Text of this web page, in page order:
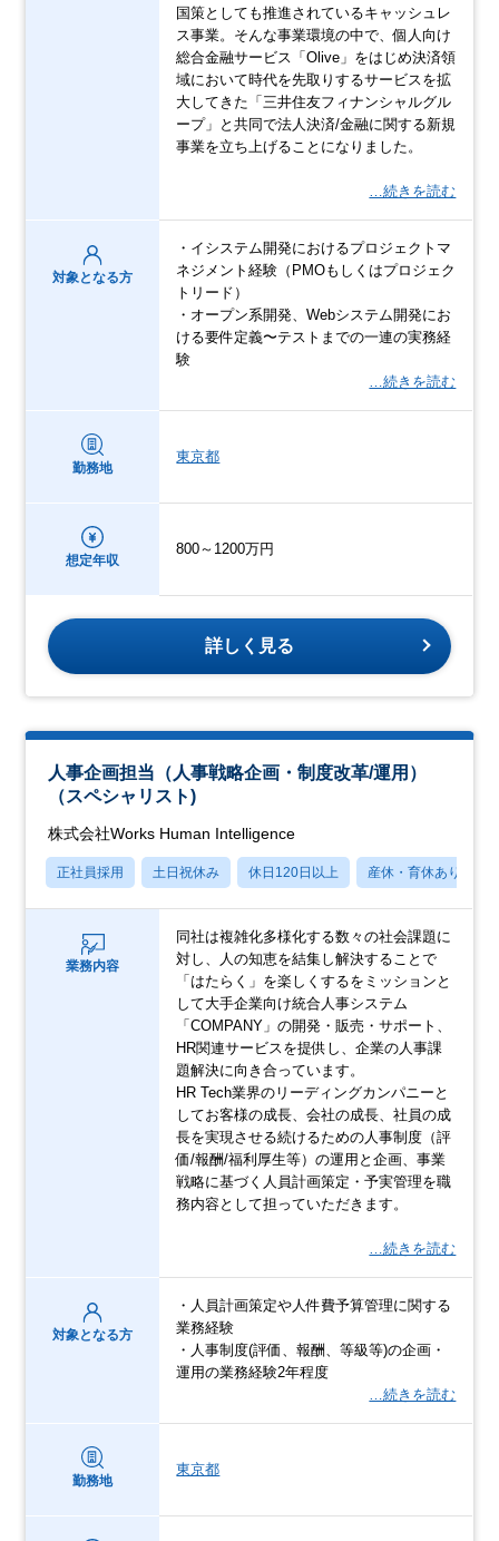
国策としても推進されているキャッシュレ
ス事業。そんな事業環境の中で、個人向け
総合金融サービス「Olive」をはじめ決済領
域において時代を先取りするサービスを拡
大してきた「三井住友フィナンシャルグル
ープ」と共同で法人決済/金融に関する新規
事業を立ち上げることになりました。
…続きを読む
対象となる方
・イシステム開発におけるプロジェクトマ
ネジメント経験（PMOもしくはプロジェク
トリード）
・オープン系開発、Webシステム開発にお
ける要件定義〜テストまでの一連の実務経
験
…続きを読む
勤務地
東京都
想定年収
800～1200万円
詳しく見る
人事企画担当（人事戦略企画・制度改革/運用）
（スペシャリスト)
株式会社Works Human Intelligence
正社員採用 土日祝休み 休日120日以上 産休・育休あり
業務内容
同社は複雑化多様化する数々の社会課題に
対し、人の知恵を結集し解決することで
「はたらく」を楽しくするをミッションと
して大手企業向け統合人事システム
「COMPANY」の開発・販売・サポート、
HR関連サービスを提供し、企業の人事課
題解決に向き合っています。
HR Tech業界のリーディングカンパニーと
してお客様の成長、会社の成長、社員の成
長を実現させる続けるための人事制度（評
価/報酬/福利厚生等）の運用と企画、事業
戦略に基づく人員計画策定・予実管理を職
務内容として担っていただきます。
…続きを読む
対象となる方
・人員計画策定や人件費予算管理に関する
業務経験
・人事制度(評価、報酬、等級等)の企画・
運用の業務経験2年程度
…続きを読む
勤務地
東京都